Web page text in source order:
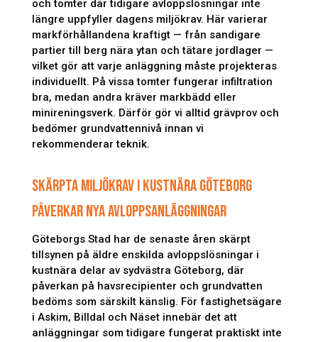
och tomter där tidigare avloppslösningar inte
längre uppfyller dagens miljökrav. Här varierar
markförhållandena kraftigt — från sandigare
partier till berg nära ytan och tätare jordlager —
vilket gör att varje anläggning måste projekteras
individuellt. På vissa tomter fungerar infiltration
bra, medan andra kräver markbädd eller
minireningsverk. Därför gör vi alltid grävprov och
bedömer grundvattennivå innan vi
rekommenderar teknik.
SKÄRPTA MILJÖKRAV I KUSTNÄRA GÖTEBORG
PÅVERKAR NYA AVLOPPSANLÄGGNINGAR
Göteborgs Stad har de senaste åren skärpt
tillsynen på äldre enskilda avloppslösningar i
kustnära delar av sydvästra Göteborg, där
påverkan på havsrecipienter och grundvatten
bedöms som särskilt känslig. För fastighetsägare
i Askim, Billdal och Näset innebär det att
anläggningar som tidigare fungerat praktiskt inte